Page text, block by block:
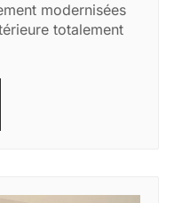
modernisées
totalement